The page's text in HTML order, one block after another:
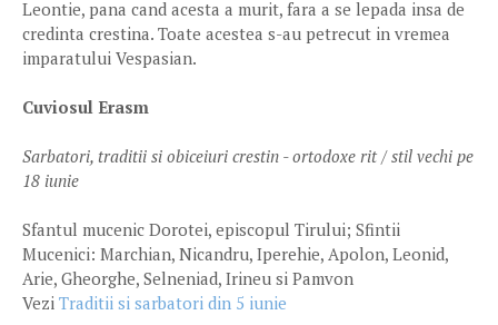
Leontie, pana cand acesta a murit, fara a se lepada insa de
credinta crestina. Toate acestea s-au petrecut in vremea
imparatului Vespasian.
Cuviosul Erasm
Sarbatori, traditii si obiceiuri crestin - ortodoxe rit / stil vechi pe
18 iunie
Sfantul mucenic Dorotei, episcopul Tirului; Sfintii
Mucenici: Marchian, Nicandru, Iperehie, Apolon, Leonid,
Arie, Gheorghe, Selneniad, Irineu si Pamvon
Vezi Traditii si sarbatori din 5 iunie